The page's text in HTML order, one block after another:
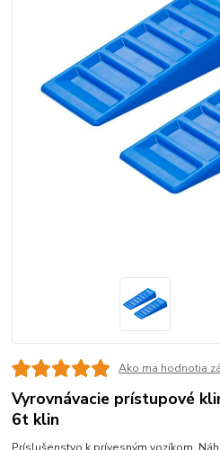
Ako ma hodnotia
Vyrovnávacie prístupové
6t klin